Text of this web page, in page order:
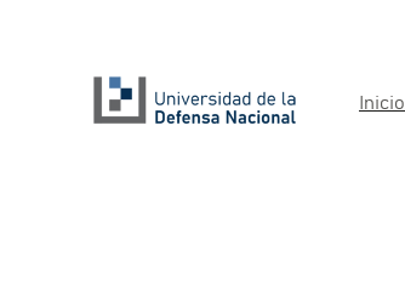
Inicio